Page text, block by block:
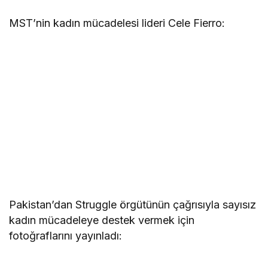
MST’nin kadın mücadelesi lideri Cele Fierro:
Pakistan’dan Struggle örgütünün çağrısıyla sayısız
kadın mücadeleye destek vermek için
fotoğraflarını yayınladı: